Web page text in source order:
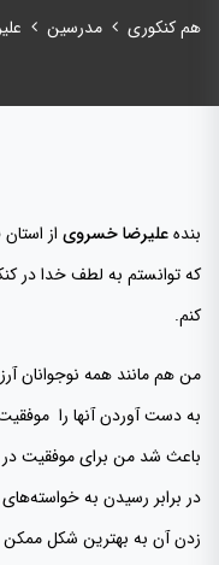
هم کنکوری مدرسین
بندهعلیرضا خسروی
کنم.
من هم مانند همه نوجوانان
به دست آوردن آنها را
باعث شد من برای موفقیت
در برابر رسیدن به